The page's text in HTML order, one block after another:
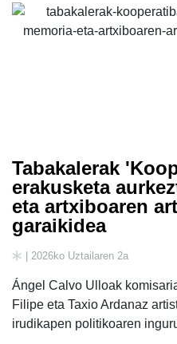
Tabakalerak
erakusketa
eta artxiboaren
garaikidea
| 2026ko Uztailaren 2a
Ángel Calvo Ulloak
Filipe eta Taxio Ardanaz
irudikapen politikoaren